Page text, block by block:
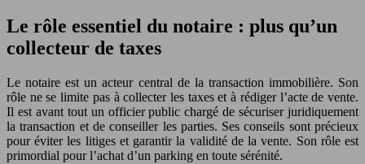
Le rôle essentiel du notaire : plus qu’un
collecteur de taxes
Le notaire est un acteur central de la transaction immobilière. Son
rôle ne se limite pas à collecter les taxes et à rédiger l’acte de vente.
Il est avant tout un officier public chargé de sécuriser juridiquement
la transaction et de conseiller les parties. Ses conseils sont précieux
pour éviter les litiges et garantir la validité de la vente. Son rôle est
primordial pour l’achat d’un parking en toute sérénité.